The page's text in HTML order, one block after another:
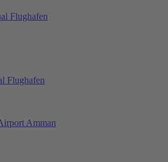
Flughafen
Flughafen
Amman